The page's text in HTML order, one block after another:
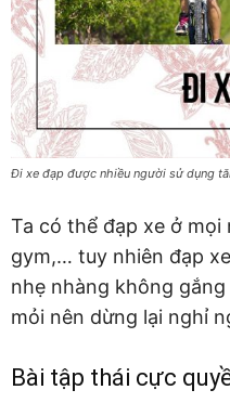
Đi xe đạp được nhiều người sử dụng
Ta có thể đạp xe ở
gym,… tuy nhiên đạp
nhẹ nhàng không
mỏi nên dừng lại nghỉ
Bài tập thái cực